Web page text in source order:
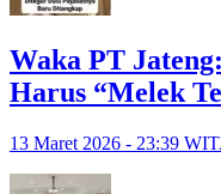
Waka PT
Harus “Melek
13 Maret 2026 - 23:39